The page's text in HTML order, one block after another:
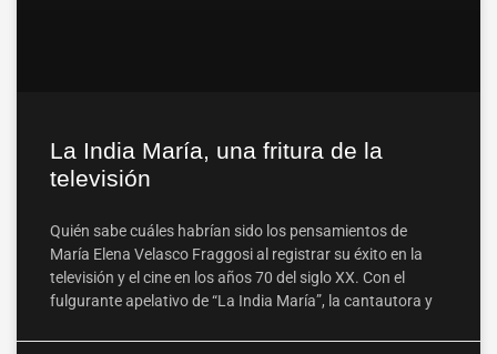
La India María, una fritura de la
televisión
Quién sabe cuáles habrían sido los pensamientos de
María Elena Velasco Fraggosi al registrar su éxito en la
televisión y el cine en los años 70 del siglo XX. Con el
fulgurante apelativo de “La India María”, la cantautora y